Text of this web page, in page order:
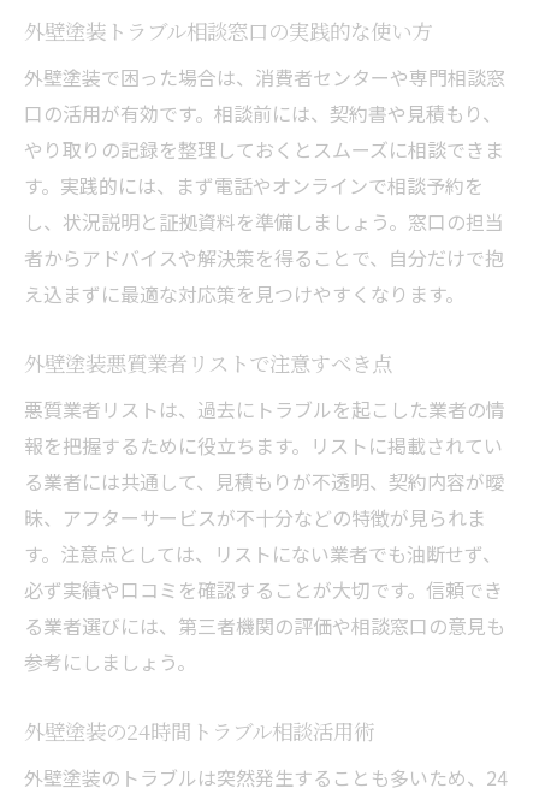
外壁塗装トラブル相談窓口の実践的な使い方
外壁塗装で困った場合は、消費者センターや専門相談窓
口の活用が有効です。相談前には、契約書や見積もり、
やり取りの記録を整理しておくとスムーズに相談できま
す。実践的には、まず電話やオンラインで相談予約を
し、状況説明と証拠資料を準備しましょう。窓口の担当
者からアドバイスや解決策を得ることで、自分だけで抱
え込まずに最適な対応策を見つけやすくなります。
外壁塗装悪質業者リストで注意すべき点
悪質業者リストは、過去にトラブルを起こした業者の情
報を把握するために役立ちます。リストに掲載されてい
る業者には共通して、見積もりが不透明、契約内容が曖
昧、アフターサービスが不十分などの特徴が見られま
す。注意点としては、リストにない業者でも油断せず、
必ず実績や口コミを確認することが大切です。信頼でき
る業者選びには、第三者機関の評価や相談窓口の意見も
参考にしましょう。
外壁塗装の24時間トラブル相談活用術
外壁塗装のトラブルは突然発生することも多いため、24